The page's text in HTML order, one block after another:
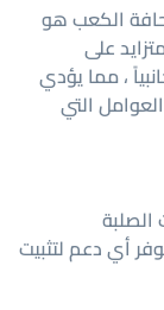
الكعب هو
على
، مما يؤدي
التي
أي دعم لتثبيت